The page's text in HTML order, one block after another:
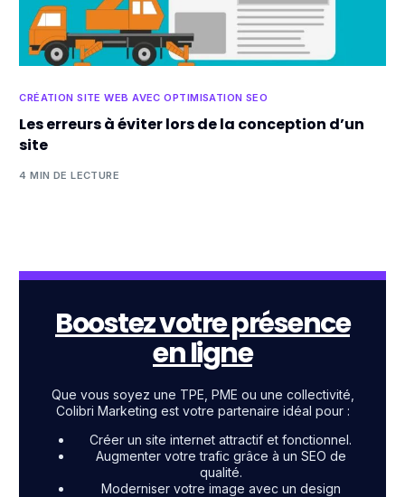
CRÉATION SITE WEB AVEC OPTIMISATION SEO
Les erreurs à éviter lors de la conception d’un
site
4 MIN DE LECTURE
Boostez votre présence
en ligne
Que vous soyez une TPE, PME ou une collectivité,
Colibri Marketing est votre partenaire idéal pour :
Créer un site internet attractif et fonctionnel.
Augmenter votre trafic grâce à un SEO de
qualité.
Moderniser votre image avec un design